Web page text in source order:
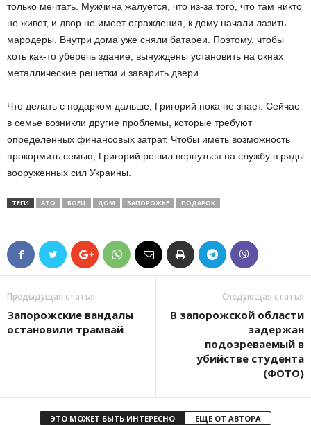
только мечтать. Мужчина жалуется, что из-за того, что там никто
не живет, и двор не имеет ограждения, к дому начали лазить
мародеры. Внутри дома уже сняли батареи. Поэтому, чтобы
хоть как-то уберечь здание, вынуждены установить на окнах
металлические решетки и заварить двери.
Что делать с подарком дальше, Григорий пока не знает. Сейчас
в семье возникли другие проблемы, которые требуют
определенных финансовых затрат. Чтобы иметь возможность
прокормить семью, Григорий решил вернуться на службу в ряды
вооруженных сил Украины.
ТЕГИ АТО БОЕЦ ДОМ ЗАПОРОЖЬЕ ПОДАРОК
Предыдущая статья
Запорожские вандалы
остановили трамвай
Следующая статья
В запорожской области
задержан
подозреваемый в
убийстве студента
(ФОТО)
ЭТО МОЖЕТ БЫТЬ ИНТЕРЕСНО ЕЩЕ ОТ АВТОРА